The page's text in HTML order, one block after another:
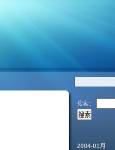
搜索：
2004-01月